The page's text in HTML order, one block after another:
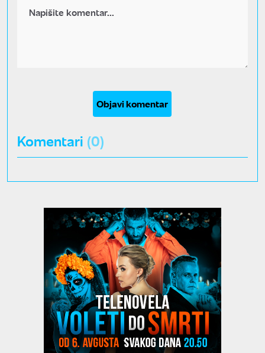
Objavi komentar
Komentari (0)